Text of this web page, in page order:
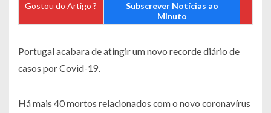
Gostou do Artigo ?
Subscrever Notícias ao
Minuto
Portugal acabara de atingir um novo recorde diário de
casos por Covid-19.
Há mais 40 mortos relacionados com o novo coronavírus